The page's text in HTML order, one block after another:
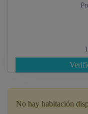
1
No hay habitación